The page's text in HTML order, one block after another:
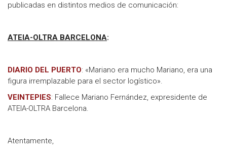
publicadas en distintos medios de comunicación:
ATEIA-OLTRA BARCELONA:
DIARIO DEL PUERTO: «Mariano era mucho Mariano, era una
figura irremplazable para el sector logístico».
VEINTEPIES: Fallece Mariano Fernández, expresidente de
ATEIA-OLTRA Barcelona.
Atentamente,